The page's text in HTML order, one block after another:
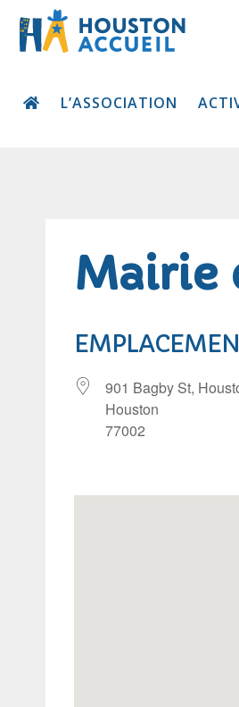
L’ASSOCIATION
Mairie
901 Bagby St,
Houston
77002